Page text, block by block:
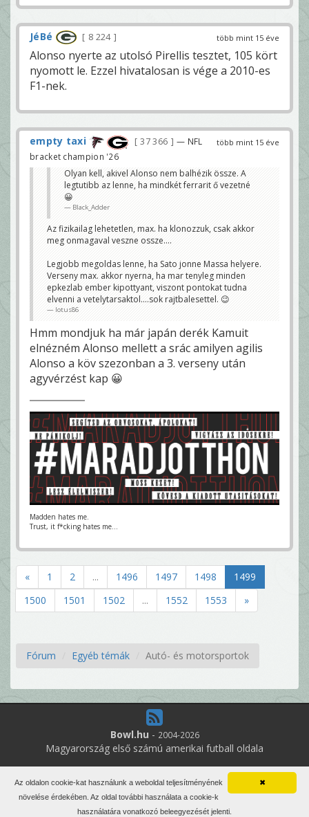
több mint 15 éve
JéBé 8 224
Alonso nyerte az utolsó Pirellis tesztet, 105 kört
nyomott le. Ezzel hivatalosan is vége a 2010-es
F1-nek.
több mint 15 éve
empty taxi 37 366
— NFL
bracket champion '26
Olyan kell, akivel Alonso nem balhézik össze. A
legtutibb az lenne, ha mindkét ferrarit ő vezetné
😀
Black_Adder
Az fizikailag lehetetlen, max. ha klonozzuk, csak akkor
meg onmagaval veszne ossze....
Legjobb megoldas lenne, ha Sato jonne Massa helyere.
Verseny max. akkor nyerna, ha mar tenyleg minden
epkezlab ember kipottyant, viszont pontokat tudna
elvenni a vetelytarsaktol....sok rajtbalesettel. 😉
lotus86
Hmm mondjuk ha már japán derék Kamuit
elnézném Alonso mellett a srác amilyen agilis
Alonso a köv szezonban a 3. verseny után
agyvérzést kap 😀
Madden hates me.
Trust, it f*cking hates me...
« 1 2 ... 1496 1497 1498
1499
1500
1501 1502 ... 1552 1553 »
Fórum Egyéb témák Autó- és motorsportok
Bowl.hu - 2004-2026
Magyarország első számú amerikai futball oldala
7
online felhasználó
Minden jog fenntartva. Írott anyagok újraközlése csak a szerző
engedélyével.
✖
Az oldalon cookie-kat használunk a weboldal teljesítményének
növelése érdekében. Az oldal további használata a cookie-k
használatára vonatkozó beleegyezését jelenti.